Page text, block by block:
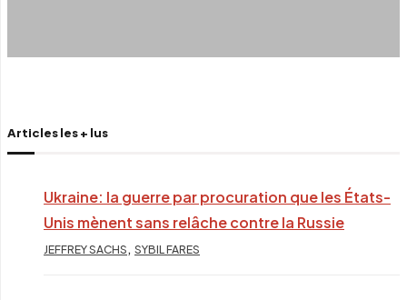
Articles les + lus
Ukraine: la guerre par procuration que les États-
Unis mènent sans relâche contre la Russie
JEFFREY SACHS , SYBIL FARES